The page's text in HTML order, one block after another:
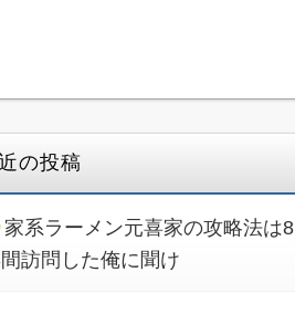
の投稿
家系ラーメン元喜家の攻略法は8
訪問した俺に聞け